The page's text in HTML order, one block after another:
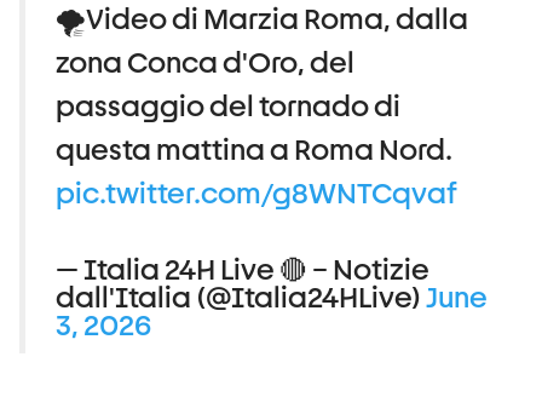
🌪️Video di Marzia Roma, dalla
zona Conca d'Oro, del
passaggio del tornado di
questa mattina a Roma Nord.
pic.twitter.com/g8WNTCqvaf
— Italia 24H Live 🔴 – Notizie
dall'Italia (@Italia24HLive)June
3, 2026